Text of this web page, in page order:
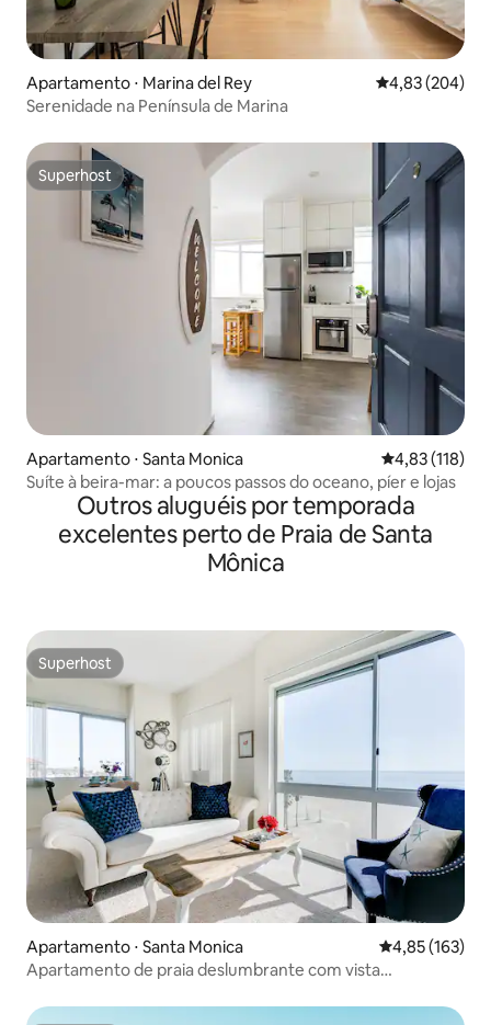
Apartamento ⋅ Marina del Rey 4,83 de uma
4,83 (204)
Serenidade na Península de Marina
Superhost
Superhost
Apartamento ⋅ Santa Monica 4,83 de uma
4,83 (118)
Suíte à beira-mar: a poucos passos do oceano, píer e lojas
Outros aluguéis por temporada
excelentes perto de Praia de Santa
Mônica
Superhost
Superhost
Apartamento ⋅ Santa Monica 4,85 de uma
4,85 (163)
Apartamento de praia deslumbrante com vista